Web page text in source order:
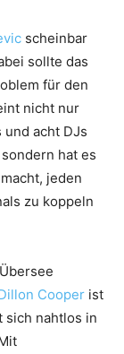
scheinbar
sollte das
für den
nicht nur
acht DJs
hat es
jeden
zu koppeln
Cooper ist
sich nahtlos in